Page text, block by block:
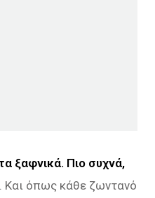
ξαφνικά. Πιο συχνά,
. Και όπως κάθε ζωντανό